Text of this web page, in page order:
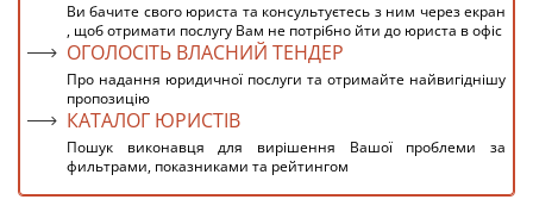
Ви бачите свого юриста та консультуєтесь з ним через екран
, щоб отримати послугу Вам не потрібно йти до юриста в офіс
ОГОЛОСІТЬ ВЛАСНИЙ ТЕНДЕР
Про надання юридичної послуги та отримайте найвигіднішу
пропозицію
КАТАЛОГ ЮРИСТІВ
Пошук виконавця для вирішення Вашої проблеми за
фильтрами, показниками та рейтингом